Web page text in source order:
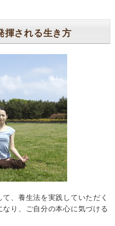
揮される生き方
、養生法を実践していただく
り、ご自分の本心に気づける